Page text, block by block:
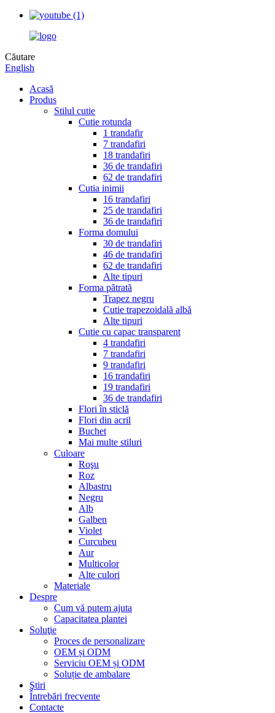
Căutare
English
Acasă
Produs
Stilul cutie
Cutie rotunda
1 trandafir
7 trandafiri
18 trandafiri
36 de trandafiri
62 de trandafiri
Cutia inimii
16 trandafiri
25 de trandafiri
36 de trandafiri
Forma domului
30 de trandafiri
46 de trandafiri
62 de trandafiri
Alte tipuri
Forma pătrată
Trapez negru
Cutie trapezoidală albă
Alte tipuri
Cutie cu capac transparent
4 trandafiri
7 trandafiri
9 trandafiri
16 trandafiri
19 trandafiri
36 de trandafiri
Flori în sticlă
Flori din acril
Buchet
Mai multe stiluri
Culoare
Roşu
Roz
Albastru
Negru
Alb
Galben
Violet
Curcubeu
Aur
Multicolor
Alte culori
Materiale
Despre
Cum vă putem ajuta
Capacitatea plantei
Soluţie
Proces de personalizare
OEM și ODM
Serviciu OEM și ODM
Soluție de ambalare
Ştiri
Întrebări frecvente
Contacte